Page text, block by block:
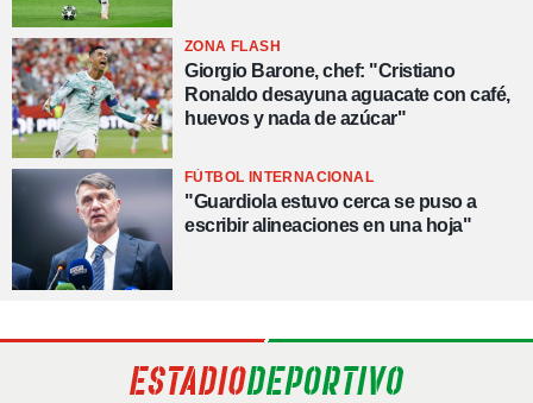
ZONA FLASH
Giorgio Barone, chef: "Cristiano
Ronaldo desayuna aguacate con café,
huevos y nada de azúcar"
FÚTBOL INTERNACIONAL
"Guardiola estuvo cerca se puso a
escribir alineaciones en una hoja"